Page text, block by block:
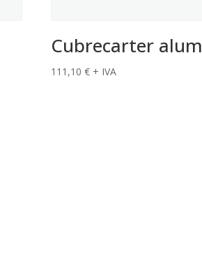
Cubrecarter alum
111,10 € + IVA